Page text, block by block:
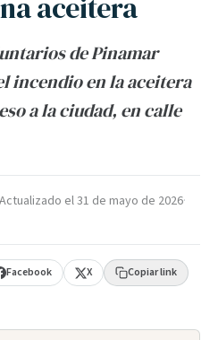
aceitera
de Pinamar
incendio en la aceitera
a la ciudad, en calle
Actualizado el31 de mayo de 2026·
Facebook X Copiar link